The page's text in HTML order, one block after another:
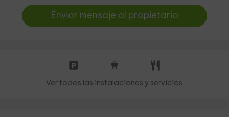
Enviar mensaje al propietario
Ver todas las instalaciones y servicios